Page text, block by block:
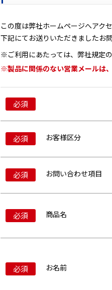
この度は弊社ホームページへアク
下記にてお送りいただきましたお
※ご利用にあたっては、弊社規定の
※製品に関係のない営業メールは
必須
必須 お客様区分
必須 お問い合わせ項目
必須 商品名
必須
お名前